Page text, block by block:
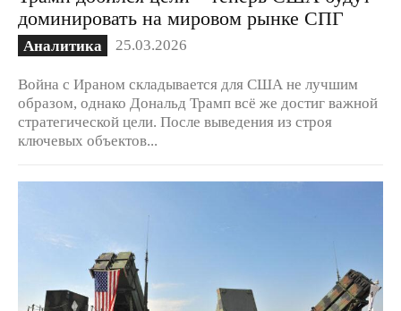
доминировать на мировом рынке СПГ
Аналитика 25.03.2026
Война с Ираном складывается для США не лучшим
образом, однако Дональд Трамп всё же достиг важной
стратегической цели. После выведения из строя
ключевых объектов...